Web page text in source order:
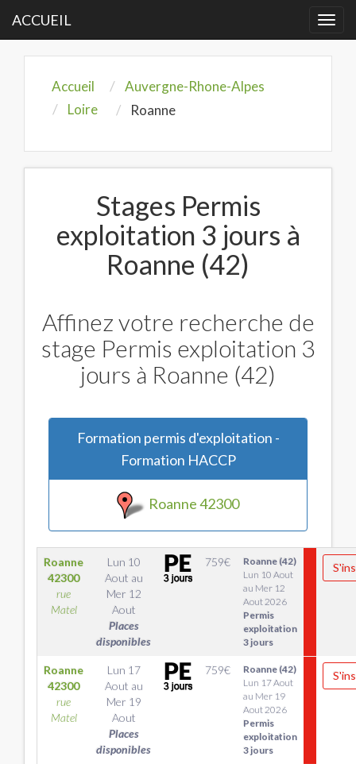
ACCUEIL
Accueil
Auvergne-Rhone-Alpes
Loire
Roanne
Stages Permis
exploitation 3 jours à
Roanne (42)
Affinez votre recherche de
stage Permis exploitation 3
jours à Roanne (42)
Formation permis d'exploitation -
Formation HACCP
Roanne 42300
Roanne
42300
rue
Matel
Lun 10
Aout au
Mer 12
Aout
Places
disponibles
759€
Roanne (42)
Lun 10 Aout
au Mer 12
Aout 2026
Permis
exploitation
3 jours
Roanne
42300
rue
Matel
Lun 17
Aout au
Mer 19
Aout
Places
disponibles
759€
Roanne (42)
Lun 17 Aout
au Mer 19
Aout 2026
Permis
exploitation
3 jours